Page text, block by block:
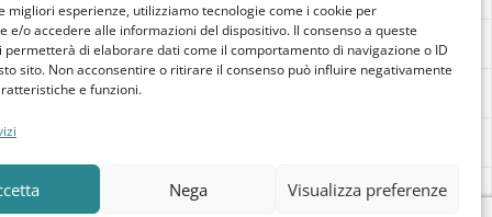
migliori esperienze, utilizziamo tecnologie come i cookie per
e/o accedere alle informazioni del dispositivo. Il consenso a queste
permetterà di elaborare dati come il comportamento di navigazione o ID
sito. Non acconsentire o ritirare il consenso può influire negativamente
e funzioni.
Nega Visualizza preferenze
Indirizzi
Lista dei desideri